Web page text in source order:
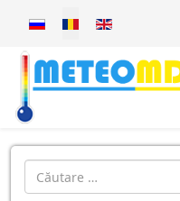
Selectați limba dvs
Introdu localitatea: